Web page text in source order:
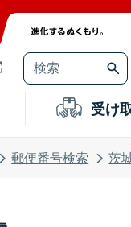
受け
郵便番号検索 茨